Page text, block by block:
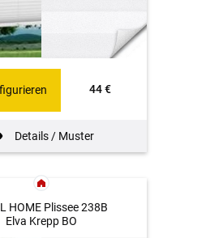
44 €
Details / Muster
HOME Plissee 238B
Elva Krepp BO